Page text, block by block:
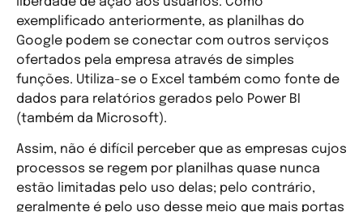
exemplificado anteriormente, as planilhas do
Google podem se conectar com outros serviços
ofertados pela empresa através de simples
funções. Utiliza-se o Excel também como fonte de
dados para relatórios gerados pelo Power BI
(também da Microsoft).
Assim, não é difícil perceber que as empresas cujos
processos se regem por planilhas quase nunca
estão limitadas pelo uso delas; pelo contrário,
geralmente é pelo uso desse meio que mais portas